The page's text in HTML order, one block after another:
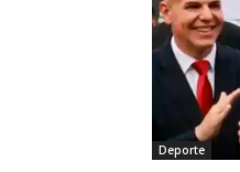
Deporte